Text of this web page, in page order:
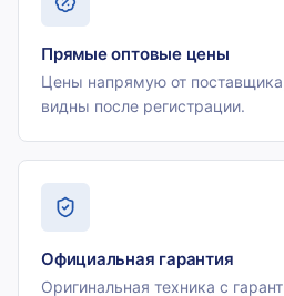
Прямые оптовые цены
Цены напрямую от
видны после регистрации.
Официальная гарантия
Оригинальная техника с